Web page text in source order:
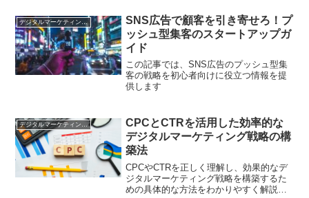
デジタルマーケティング基礎
SNS広告で顧客を引き寄せろ！プ
ッシュ型集客のスタートアップガ
イド
この記事では、SNS広告のプッシュ型集
客の戦略を初心者向けに役立つ情報を提
供します
デジタルマーケティング基礎
CPCとCTRを活用した効率的な
デジタルマーケティング戦略の構
築法
CPCやCTRを正しく理解し、効果的なデ
ジタルマーケティング戦略を構築するた
めの具体的な方法をわかりやすく解説し